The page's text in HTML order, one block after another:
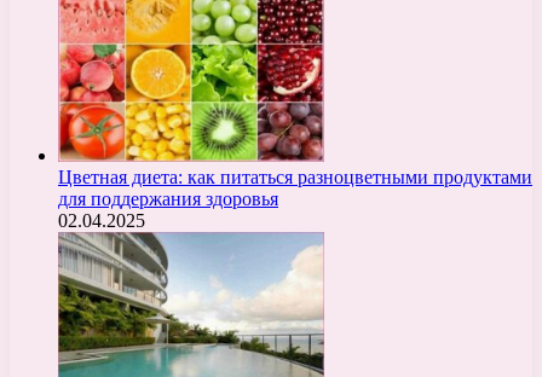
Цветная диета: как питаться разноцветными продуктами
для поддержания здоровья
02.04.2025